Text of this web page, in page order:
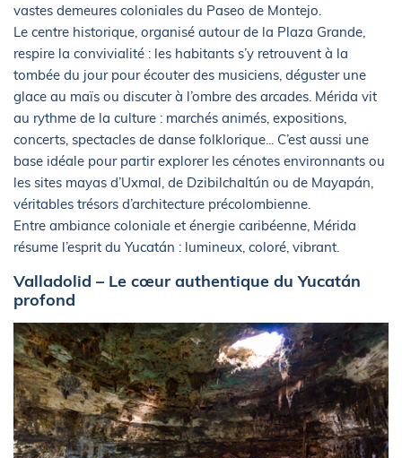
vastes demeures coloniales du Paseo de Montejo.
Le centre historique, organisé autour de la Plaza Grande,
respire la convivialité : les habitants s’y retrouvent à la
tombée du jour pour écouter des musiciens, déguster une
glace au maïs ou discuter à l’ombre des arcades. Mérida vit
au rythme de la culture : marchés animés, expositions,
concerts, spectacles de danse folklorique... C’est aussi une
base idéale pour partir explorer les cénotes environnants ou
les sites mayas d’Uxmal, de Dzibilchaltún ou de Mayapán,
véritables trésors d’architecture précolombienne.
Entre ambiance coloniale et énergie caribéenne, Mérida
résume l’esprit du Yucatán : lumineux, coloré, vibrant.
Valladolid – Le cœur authentique du Yucatán
profond